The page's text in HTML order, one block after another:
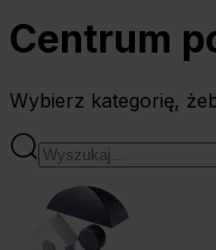
Centrum
Wybierz kategorię,